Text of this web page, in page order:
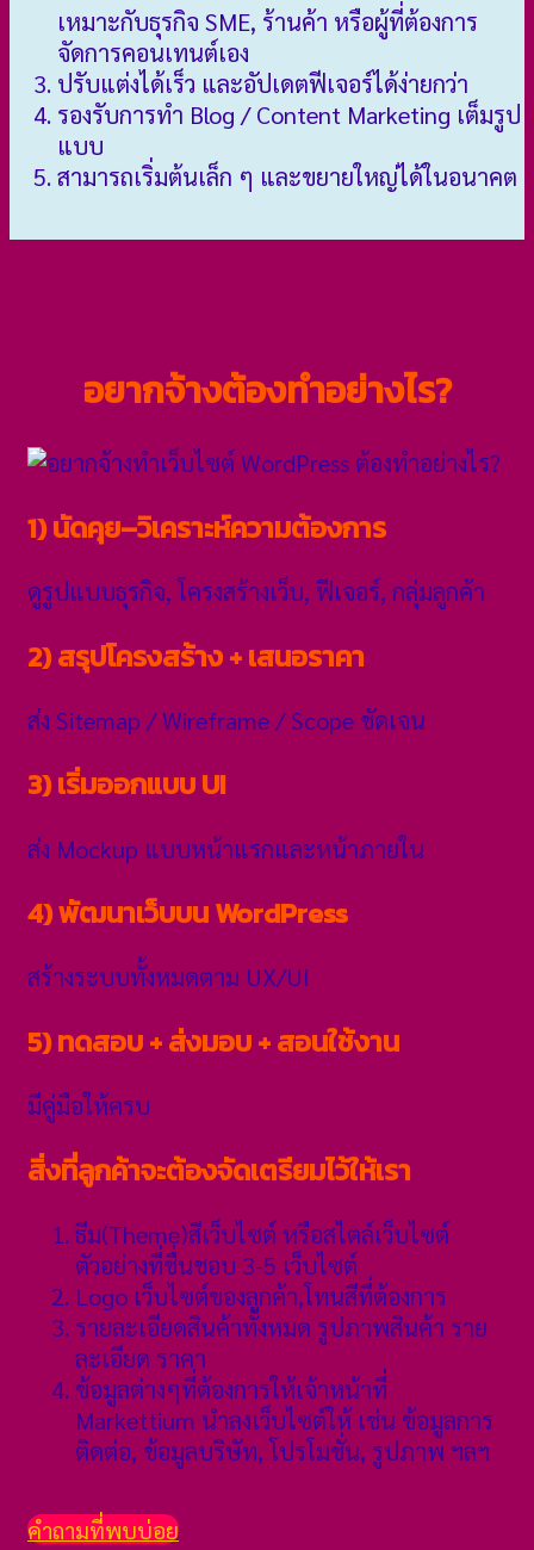
เหมาะกับธุรกิจ SME, ร้านค้า หรือผู้ที่ต้องการ
จัดการคอนเทนต์เอง
ปรับแต่งได้เร็ว และอัปเดตฟีเจอร์ได้ง่ายกว่า
รองรับการทำ Blog / Content Marketing เต็มรูป
แบบ
สามารถเริ่มต้นเล็ก ๆ และขยายใหญ่ได้ในอนาคต
อยากจ้างต้องทำอย่างไร?
1) นัดคุย–วิเคราะห์ความต้องการ
ดูรูปแบบธุรกิจ, โครงสร้างเว็บ, ฟีเจอร์, กลุ่มลูกค้า
2) สรุปโครงสร้าง + เสนอราคา
ส่ง Sitemap / Wireframe / Scope ชัดเจน
3) เริ่มออกแบบ UI
ส่ง Mockup แบบหน้าแรกและหน้าภายใน
4) พัฒนาเว็บบน WordPress
สร้างระบบทั้งหมดตาม UX/UI
5) ทดสอบ + ส่งมอบ + สอนใช้งาน
มีคู่มือให้ครบ
สิ่งที่ลูกค้าจะต้องจัดเตรียมไว้ให้เรา
ธีม(Theme)สีเว็บไซต์ หรือสไตล์เว็บไซต์
ตัวอย่างที่ชื่นชอบ 3-5 เว็บไซต์
Logo เว็บไซต์ของลูกค้า,โทนสีที่ต้องการ
รายละเอียดสินค้าทั้งหมด รูปภาพสินค้า ราย
ละเอียด ราคา
ข้อมูลต่างๆที่ต้องการให้เจ้าหน้าที่
Markettium นำลงเว็บไซต์ให้ เช่น ข้อมูลการ
ติดต่อ, ข้อมูลบริษัท, โปรโมชั่น, รูปภาพ ฯลฯ
คำถามที่พบบ่อย